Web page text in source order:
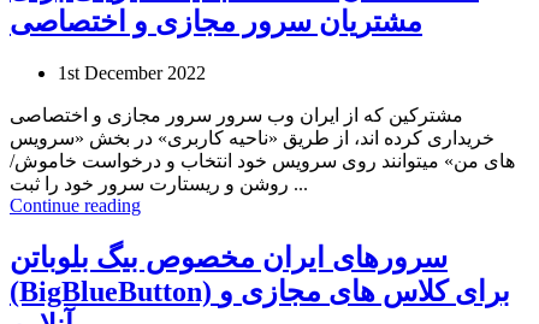
مشتریان سرور مجازی و اختصاصی
1st December 2022
مشترکین که از ایران وب سرور سرور مجازی و اختصاصی
خریداری کرده اند، از طریق «ناحیه کاربری» در بخش «سرویس
های من» میتوانند روی سرویس خود انتخاب و درخواست خاموش/
روشن و ریستارت سرور خود را ثبت ...
Continue reading
سرورهای ایران مخصوص بیگ بلوباتن
(BigBlueButton) برای کلاس های مجازی و